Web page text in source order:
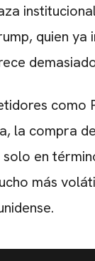
quien ya
como
la compra
en
más